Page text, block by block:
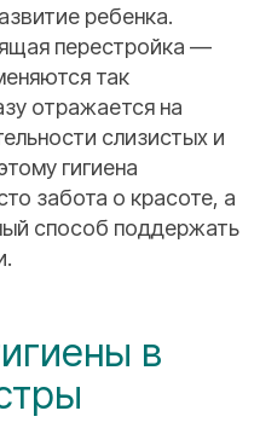
ребенка.
перестройка —
так
отражается на
слизистых и
гигиена
забота о красоте, а
способ поддержать
в